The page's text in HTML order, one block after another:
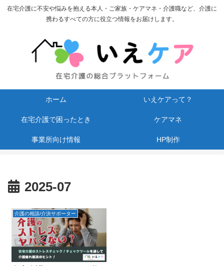
在宅介護に不安や悩みを抱える本人・ご家族・ケアマネ・介護職など、介護に
携わるすべての方に役立つ情報をお届けします。
ホーム いえケアって？
在宅介護で困ったとき ケアマネ
事業所向け情報 HP制作
2025-07
介護の相談/介決サポーター